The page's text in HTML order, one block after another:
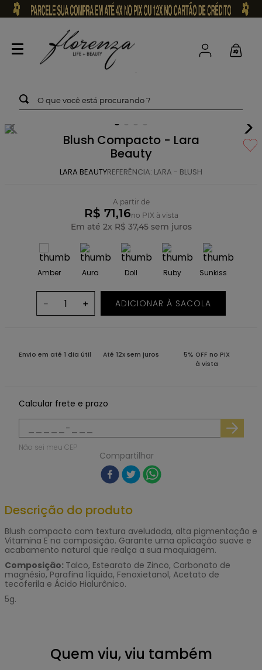
O que você está procurando ?
Blush Compacto - Lara
Beauty
LARA BEAUTYREFERÊNCIA: LARA - BLUSH
A partir de
R$ 71,16no PIX à vista
Em até 2x R$ 37,45sem juros
Amber Aura Doll Ruby Sunkiss
＋
－ ADICIONAR À SACOLA
Envio em até 1 dia útil Até 12x sem juros
5% OFF no PIX
à vista
Calcular frete e prazo
Não sei meu CEP
Compartilhar
Descrição do produto
Blush compacto com textura aveludada, alta pigmentação e
Vitamina E na composição. Garante uma aplicação suave e
acabamento natural que realça a sua maquiagem.
Composição: Talco, Estearato de Zinco, Carbonato de
magnésio, Parafina líquida, Fenoxietanol, Acetato de
tecoferila e Ácido Hialurônico.
5g.
Quem viu, viu também